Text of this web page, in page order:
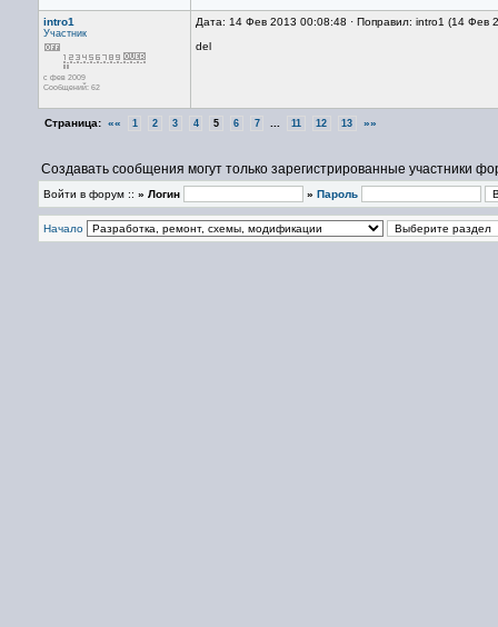
intro1
Участник
с фев 2009
Сообщений: 62
Дата: 14 Фев 2013 00:08:48 · Поправил: intro1 (14 Фев
del
Страница: «« 1 2 3 4 5 6 7 11 12 13 »»
Создавать сообщения могут только зарегистрированные участники
Войти в форум :: » Логин » Пароль
Начало